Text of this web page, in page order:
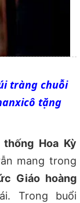
tràng chuỗi
tặng
thống Hoa Kỳ
mang trong
Giáo hoàng
Trong buổi